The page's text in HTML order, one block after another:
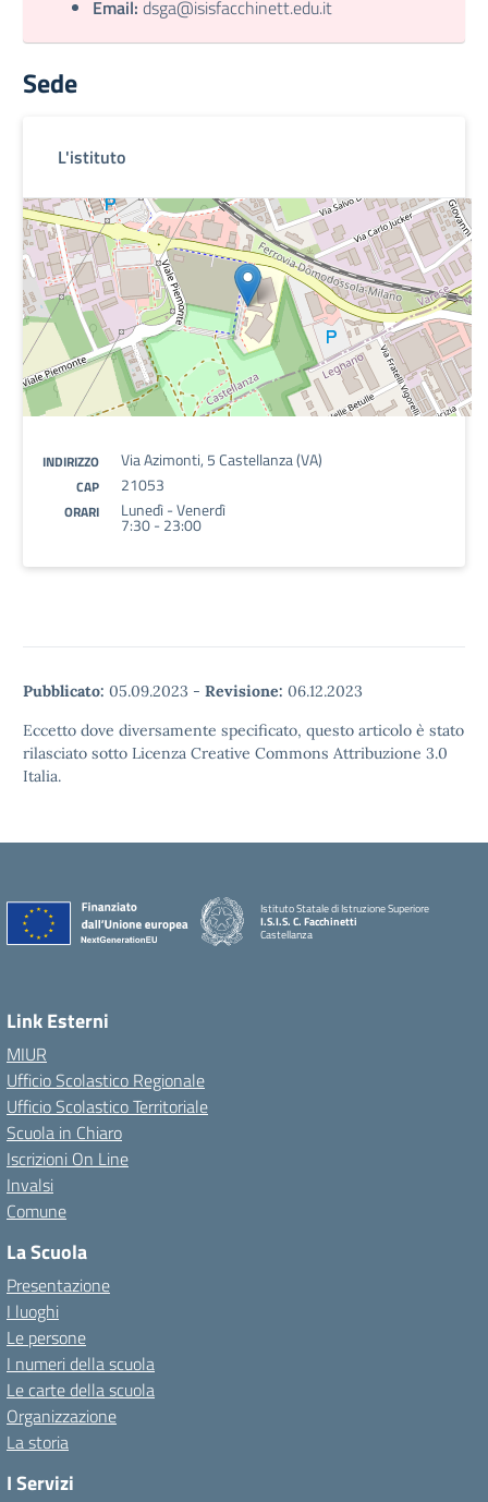
Email: dsga@isisfacchinett.edu.it
Sede
L'istituto
INDIRIZZO Via Azimonti, 5 Castellanza (VA)
CAP 21053
ORARI Lunedì - Venerdì
7:30 - 23:00
Pubblicato: 05.09.2023 - Revisione: 06.12.2023
Eccetto dove diversamente specificato, questo articolo è stato
rilasciato sotto Licenza Creative Commons Attribuzione 3.0
Italia.
Istituto Statale di Istruzione Superiore
I.S.I.S. C. Facchinetti
Castellanza
Link Esterni
MIUR
Ufficio Scolastico Regionale
Ufficio Scolastico Territoriale
Scuola in Chiaro
Iscrizioni On Line
Invalsi
Comune
La Scuola
Presentazione
I luoghi
Le persone
I numeri della scuola
Le carte della scuola
Organizzazione
La storia
I Servizi